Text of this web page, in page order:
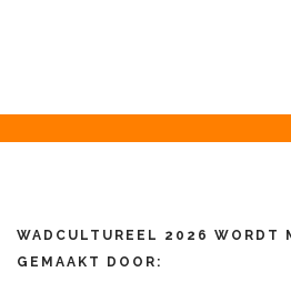
WADCULTUREEL 2026 WORDT
GEMAAKT DOOR: